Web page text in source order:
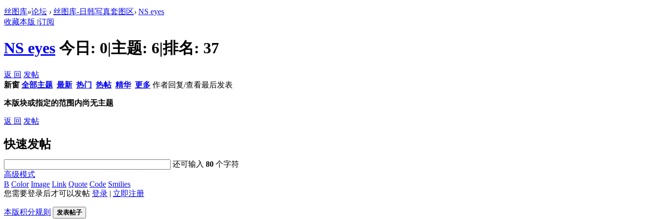
丝图库»论坛 › 丝图库-日韩写真套图区› NS eyes
收藏本版 |订阅
NS eyes 今日: 0|主题: 6|排名: 37
返 回 发帖
新窗 全部主题 最新 热门 热帖 精华 更多 作者回复/查看最后发表
本版块或指定的范围内尚无主题
返 回 发帖
快速发帖
还可输入80 个字符
高级模式
B Color Image Link Quote Code Smilies
您需要登录后才可以发帖 登录 | 立即注册
本版积分规则 发表帖子